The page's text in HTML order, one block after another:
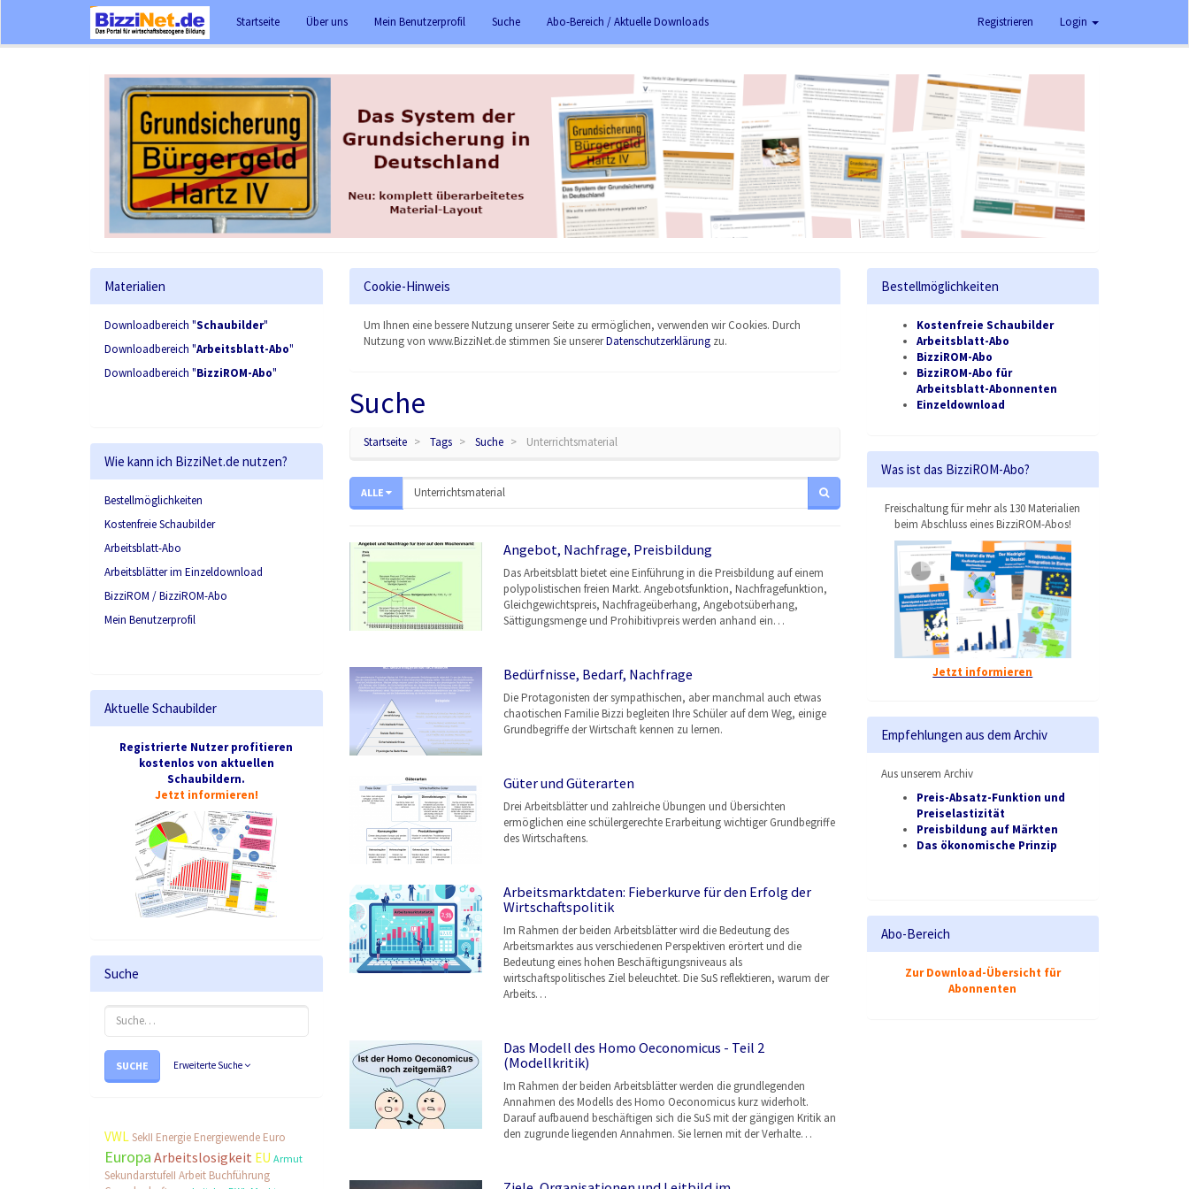
Startseite Über uns Mein Benutzerprofil Suche Abo-Bereich / Aktuelle Downloads Registrieren Login
Materialien
Downloadbereich "Schaubilder"
Downloadbereich "Arbeitsblatt-Abo"
Downloadbereich "BizziROM-Abo"
Wie kann ich BizziNet.de nutzen?
Bestellmöglichkeiten
Kostenfreie Schaubilder
Arbeitsblatt-Abo
Arbeitsblätter im Einzeldownload
BizziROM / BizziROM-Abo
Mein Benutzerprofil
Aktuelle Schaubilder
Registrierte Nutzer profitieren
kostenlos von aktuellen
Schaubildern.
Jetzt informieren!
Suche
SUCHE Erweiterte Suche
VWL SekII Energie Energiewende Euro
Europa Arbeitslosigkeit EU Armut
SekundarstufeII Arbeit Buchführung
Cookie-Hinweis
Um Ihnen eine bessere Nutzung unserer Seite zu ermöglichen, verwenden wir Cookies. Durch
Nutzung von www.BizziNet.de stimmen Sie unsererDatenschutzerklärungzu.
Suche
Startseite Tags Suche Unterrichtsmaterial
ALLE
Angebot, Nachfrage, Preisbildung
Das Arbeitsblatt bietet eine Einführung in die Preisbildung auf einem
polypolistischen freien Markt. Angebotsfunktion, Nachfragefunktion,
Gleichgewichtspreis, Nachfrageüberhang, Angebotsüberhang,
Sättigungsmenge und Prohibitivpreis werden anhand ein…
Bedürfnisse, Bedarf, Nachfrage
Die Protagonisten der sympathischen, aber manchmal auch etwas
chaotischen Familie Bizzi begleiten Ihre Schüler auf dem Weg, einige
Grundbegriffe der Wirtschaft kennen zu lernen.
Güter und Güterarten
Drei Arbeitsblätter und zahlreiche Übungen und Übersichten
ermöglichen eine schülergerechte Erarbeitung wichtiger Grundbegriffe
des Wirtschaftens.
Arbeitsmarktdaten: Fieberkurve für den Erfolg der
Wirtschaftspolitik
Im Rahmen der beiden Arbeitsblätter wird die Bedeutung des
Arbeitsmarktes aus verschiedenen Perspektiven erörtert und die
Bedeutung eines hohen Beschäftigungsniveaus als
wirtschaftspolitisches Ziel beleuchtet. Die SuS reflektieren, warum der
Arbeits…
Das Modell des Homo Oeconomicus - Teil 2
(Modellkritik)
Im Rahmen der beiden Arbeitsblätter werden die grundlegenden
Annahmen des Modells des Homo Oeconomicus kurz widerholt.
Darauf aufbauend beschäftigen sich die SuS mit der gängigen Kritik an
den zugrunde liegenden Annahmen. Sie lernen mit der Verhalte…
Bestellmöglichkeiten
Kostenfreie Schaubilder
Arbeitsblatt-Abo
BizziROM-Abo
BizziROM-Abo für
Arbeitsblatt-Abonnenten
Einzeldownload
Was ist das BizziROM-Abo?
Freischaltung für mehr als 130 Materialien
beim Abschluss eines BizziROM-Abos!
Jetzt informieren
Empfehlungen aus dem Archiv
Aus unserem Archiv
Preis-Absatz-Funktion und
Preiselastizität
Preisbildung auf Märkten
Das ökonomische Prinzip
Abo-Bereich
Zur Download-Übersicht für
Abonnenten